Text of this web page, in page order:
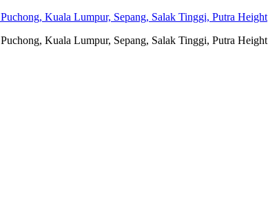
Kuala Lumpur, Sepang, Salak Tinggi, Putra Height
Kuala Lumpur, Sepang, Salak Tinggi, Putra Height